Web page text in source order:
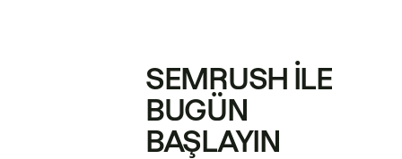
SEMRUSH ILE
BUGÜN
BAŞLAYIN